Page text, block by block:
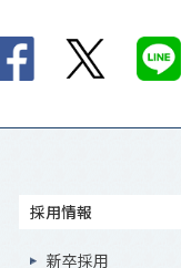
採用情報
新卒採用